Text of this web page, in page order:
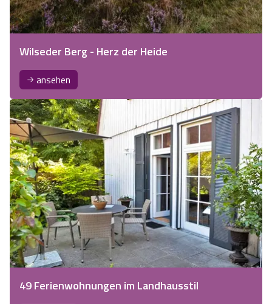
Wilseder Berg - Herz der Heide
ansehen
49 Ferienwohnungen im Landhausstil